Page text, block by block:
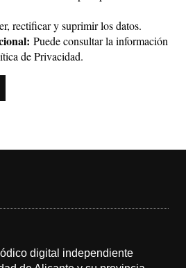
rectificar y suprimir los datos.
Puede consultar la información
de Privacidad.
digital independiente